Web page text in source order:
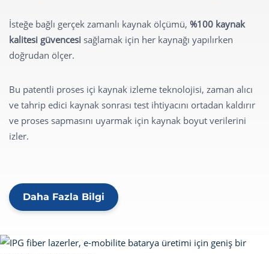
İsteğe bağlı gerçek zamanlı kaynak ölçümü, %100 kaynak
kalitesi güvencesi sağlamak için her kaynağı yapılırken
doğrudan ölçer.
Bu patentli proses içi kaynak izleme teknolojisi, zaman alıcı
ve tahrip edici kaynak sonrası test ihtiyacını ortadan kaldırır
ve proses sapmasını uyarmak için kaynak boyut verilerini
izler.
Daha Fazla Bilgi